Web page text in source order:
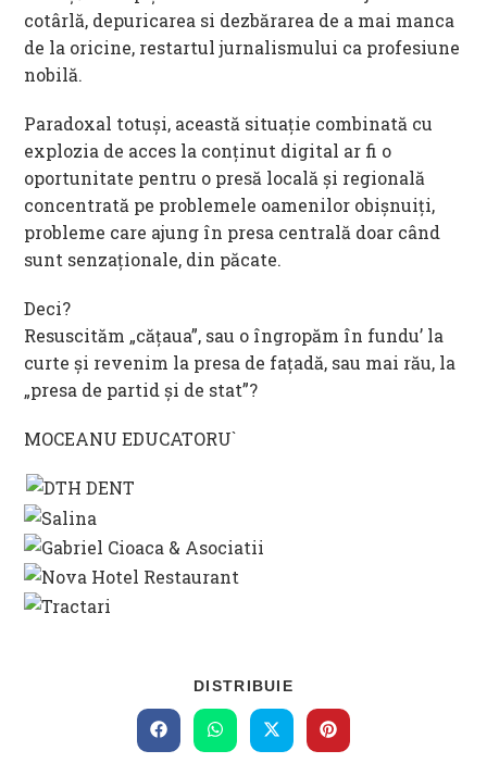
cotârlă, depuricarea si dezbărarea de a mai manca
de la oricine, restartul jurnalismului ca profesiune
nobilă.
Paradoxal totuși, această situație combinată cu
explozia de acces la conținut digital ar fi o
oportunitate pentru o presă locală și regională
concentrată pe problemele oamenilor obișnuiți,
probleme care ajung în presa centrală doar când
sunt senzaționale, din păcate.
Deci?
Resuscităm „cățaua”, sau o îngropăm în fundu’ la
curte și revenim la presa de fațadă, sau mai rău, la
„presa de partid și de stat”?
MOCEANU EDUCATORU`
DISTRIBUIE
THIS
CONTENT
Opens
in
Opens
in
Opens
in
Opens
in